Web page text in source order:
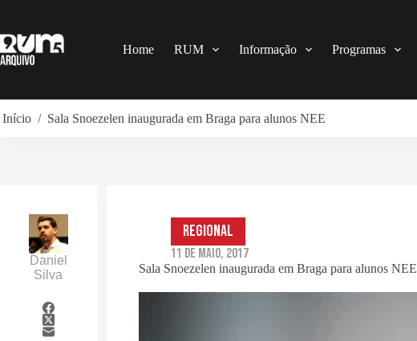
o
conteúdo
Home RUM Informação Programas
Início / Sala Snoezelen inaugurada em Braga para alunos NEE
Sala Snoezelen inaugurada em Braga para alunos NEE
Regional
11 de Maio, 2017
Daniel
Silva